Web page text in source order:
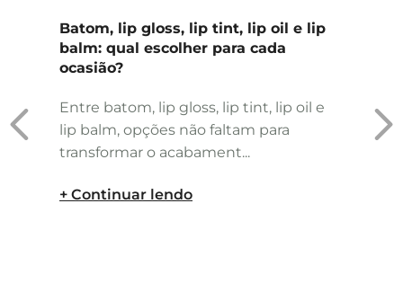
Batom, lip gloss, lip tint, lip oil e lip
balm: qual escolher para cada
ocasião?
Entre batom, lip gloss, lip tint, lip oil e
lip balm, opções não faltam para
transformar o acabament...
+ Continuar lendo